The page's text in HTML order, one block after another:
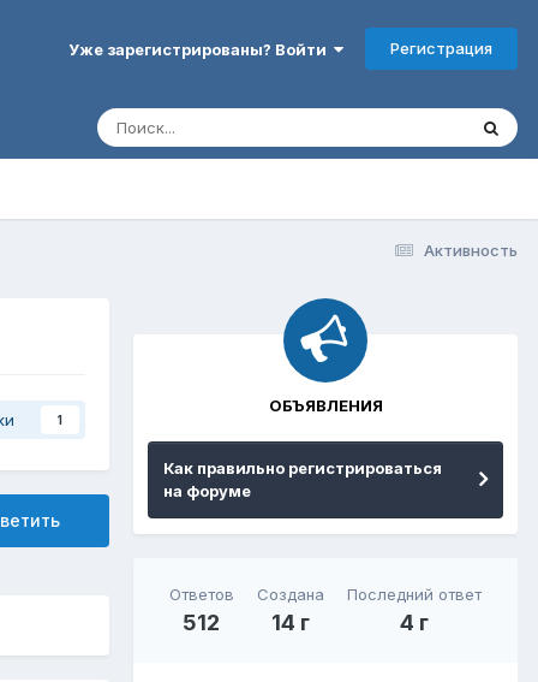
Уже зарегистрированы? Войти Регистрация
Активность
1
ОБЪЯВЛЕНИЯ
Как правильно регистрироваться
на форуме
Ответов
512
Создана
14 г
Последний ответ
4 г